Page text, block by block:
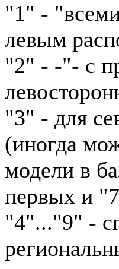
"1" -
левым
"2" - -"- с
"3" - для
(иногда
модели в
первых и
"4"..."9" -